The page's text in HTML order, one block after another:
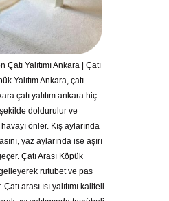
Yalıtımı Ankara | Çatı
Yalıtım Ankara, çatı
çatı yalıtım ankara hiç
doldurulur ve
önler. Kış aylarında
yaz aylarında ise aşırı
Çatı Arası Köpük
rutubet ve pas
arası ısı yalıtımı kaliteli